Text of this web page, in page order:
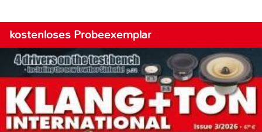
kostenloses Probeexemplar